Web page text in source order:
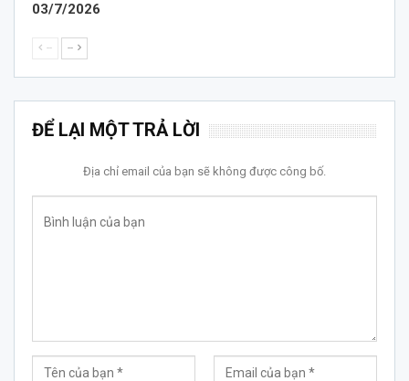
03/7/2026
-- --
ĐỂ LẠI MỘT TRẢ LỜI
Địa chỉ email của bạn sẽ không được công bố.